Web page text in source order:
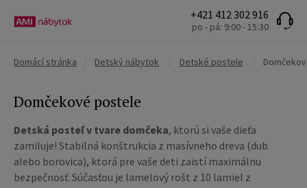
+421 412 302 916
po - pá: 9:00 - 15:30
Domácí stránka Detský nábytok Detské postele
Domčekové postele
Detská posteľ v tvare domčeka, ktorú si vaše dieťa
zamiluje! Stabilná konštrukcia z masívneho dreva (dub
alebo borovica), ktorá pre vaše deti zaistí maximálnu
bezpečnosť. Súčasťou je lamelový rošt z 10 lamiel z